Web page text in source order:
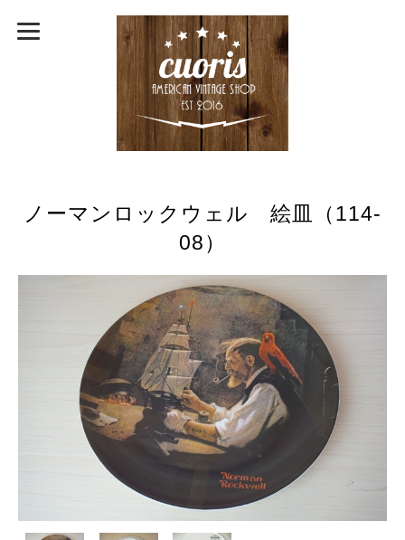
ノーマンロックウェル 絵皿（114-
08）